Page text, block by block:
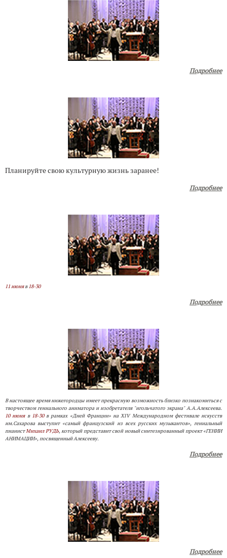
Подробнее
Планируйте свою культурную жизнь заранее!
Подробнее
11 июняв18-30
Подробнее
В настоящее время нижегородцы имеет прекрасную возможность близко познакомиться с
творчеством гениального аниматора и изобретателя "игольчатого экрана"А.А.Алексеева.
10 июняв 18-30в рамках «Дней Франции» на XIV Международном фестивале искусств
им.Сахарова выступит «самый французский из всех русских музыкантов», гениальный
пианистМихаил РУДЬ, который представит свой новый синтезированный проект «ГЕНИИ
АНИМАЦИИ», посвященный Алексееву.
Подробнее
Подробнее